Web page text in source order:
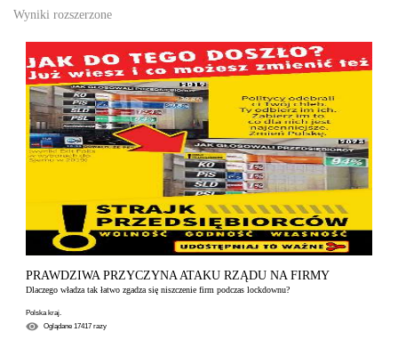
Wyniki rozszerzone
PRAWDZIWA PRZYCZYNA ATAKU RZĄDU NA FIRMY
Dlaczego władza tak łatwo zgadza się niszczenie firm podczas lockdownu?
Polska kraj.
Oglądane17417 razy